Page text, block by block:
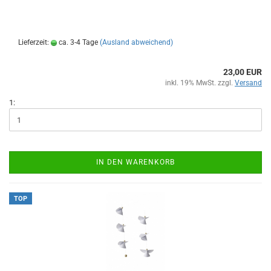
Lieferzeit: ca. 3-4 Tage (Ausland abweichend)
23,00 EUR
inkl. 19% MwSt. zzgl. Versand
1:
IN DEN WARENKORB
TOP